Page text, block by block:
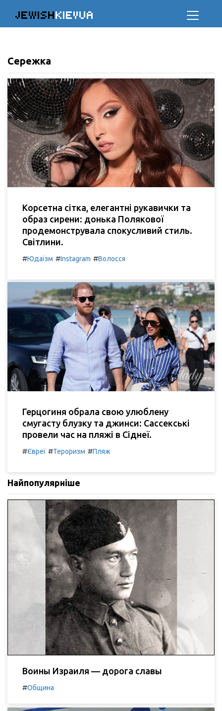
JEWISHKIEVUA
Сережка
Корсетна сітка, елегантні рукавички та
образ сирени: донька Полякової
продемонструвала спокусливий стиль.
Світлини.
#Юдаїзм #Instagram #Волосся
Герцогиня обрала свою улюблену
смугасту блузку та джинси: Сассекські
провели час на пляжі в Сіднеї.
#Євреї #Тероризм #Пляж
Найпопулярніше
Воины Израиля — дорога славы
#Община